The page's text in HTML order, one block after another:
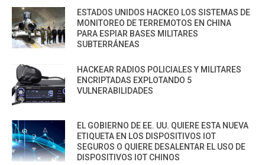
ESTADOS UNIDOS HACKEO LOS SISTEMAS DE
MONITOREO DE TERREMOTOS EN CHINA
PARA ESPIAR BASES MILITARES
SUBTERRÁNEAS
HACKEAR RADIOS POLICIALES Y MILITARES
ENCRIPTADAS EXPLOTANDO 5
VULNERABILIDADES
EL GOBIERNO DE EE. UU. QUIERE ESTA NUEVA
ETIQUETA EN LOS DISPOSITIVOS IOT
SEGUROS O QUIERE DESALENTAR EL USO DE
DISPOSITIVOS IOT CHINOS